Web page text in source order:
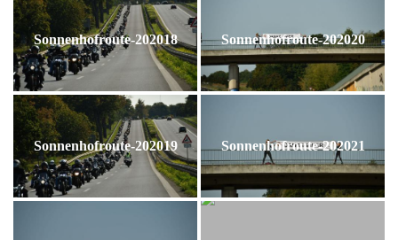
Sonnenhofroute-202018 Sonnenhofroute-202020
Sonnenhofroute-202019 Sonnenhofroute-202021